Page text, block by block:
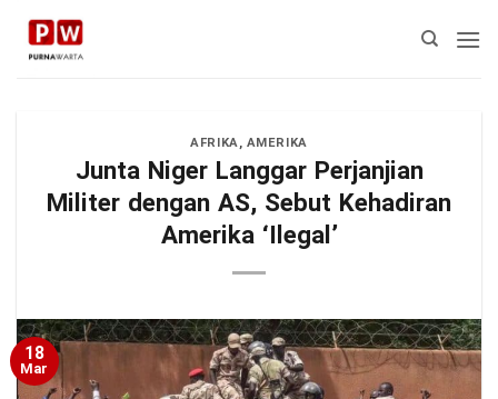
Skip
content
AFRIKA, AMERIKA
Junta Niger Langgar Perjanjian
Militer dengan AS, Sebut Kehadiran
Amerika ‘Ilegal’
18
Mar